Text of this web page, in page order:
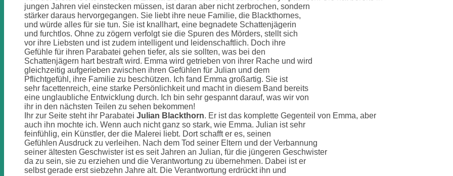
jungen Jahren viel einstecken müssen, ist daran aber nicht zerbrochen, sondern
stärker daraus hervorgegangen. Sie liebt ihre neue Familie, die Blackthornes,
und würde alles für sie tun. Sie ist knallhart, eine begnadete Schattenjägerin
und furchtlos. Ohne zu zögern verfolgt sie die Spuren des Mörders, stellt sich
vor ihre Liebsten und ist zudem intelligent und leidenschaftlich. Doch ihre
Gefühle für ihren Parabatei gehen tiefer, als sie sollten, was bei den
Schattenjägern hart bestraft wird. Emma wird getrieben von ihrer Rache und wird
gleichzeitig aufgerieben zwischen ihren Gefühlen für Julian und dem
Pflichtgefühl, ihre Familie zu beschützen. Ich fand Emma großartig. Sie ist
sehr facettenreich, eine starke Persönlichkeit und macht in diesem Band bereits
eine unglaubliche Entwicklung durch. Ich bin sehr gespannt darauf, was wir von
ihr in den nächsten Teilen zu sehen bekommen!
Ihr zur Seite steht ihr Parabatei Julian Blackthorn. Er ist das komplette Gegenteil von Emma, aber
auch ihn mochte ich. Wenn auch nicht ganz so stark, wie Emma. Julian ist sehr
feinfühlig, ein Künstler, der die Malerei liebt. Dort schafft er es, seinen
Gefühlen Ausdruck zu verleihen. Nach dem Tod seiner Eltern und der Verbannung
seiner ältesten Geschwister ist es seit Jahren an Julian, für die jüngeren Geschwister
da zu sein, sie zu erziehen und die Verantwortung zu übernehmen. Dabei ist er
selbst gerade erst siebzehn Jahre alt. Die Verantwortung erdrückt ihn und